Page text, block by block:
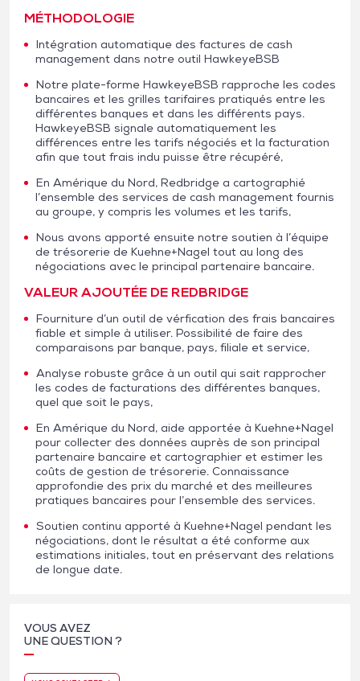
MÉTHODOLOGIE
Intégration automatique des factures de cash
management dans notre outil HawkeyeBSB
Notre plate-forme HawkeyeBSB rapproche les codes
bancaires et les grilles tarifaires pratiqués entre les
différentes banques et dans les différents pays.
HawkeyeBSB signale automatiquement les
différences entre les tarifs négociés et la facturation
afin que tout frais indu puisse être récupéré,
En Amérique du Nord, Redbridge a cartographié
l’ensemble des services de cash management fournis
au groupe, y compris les volumes et les tarifs,
Nous avons apporté ensuite notre soutien à l’équipe
de trésorerie de Kuehne+Nagel tout au long des
négociations avec le principal partenaire bancaire.
VALEUR AJOUTÉE DE REDBRIDGE
Fourniture d’un outil de vérfication des frais bancaires
fiable et simple à utiliser. Possibilité de faire des
comparaisons par banque, pays, filiale et service,
Analyse robuste grâce à un outil qui sait rapprocher
les codes de facturations des différentes banques,
quel que soit le pays,
En Amérique du Nord, aide apportée à Kuehne+Nagel
pour collecter des données auprès de son principal
partenaire bancaire et cartographier et estimer les
coûts de gestion de trésorerie. Connaissance
approfondie des prix du marché et des meilleures
pratiques bancaires pour l’ensemble des services.
Soutien continu apporté à Kuehne+Nagel pendant les
négociations, dont le résultat a été conforme aux
estimations initiales, tout en préservant des relations
de longue date.
VOUS AVEZ
UNE QUESTION ?